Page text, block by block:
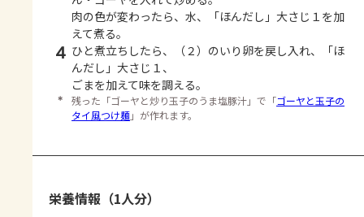
肉の色が変わったら、水、「ほんだし」大さじ１を加
えて煮る。
4 ひと煮立ちしたら、（２）のいり卵を戻し入れ、「ほ
んだし」大さじ１、
ごまを加えて味を調える。
＊ 残った「ゴーヤと炒り玉子のうま塩豚汁」で「ゴーヤと玉子の
タイ風つけ麺」が作れます。
栄養情報（1人分）